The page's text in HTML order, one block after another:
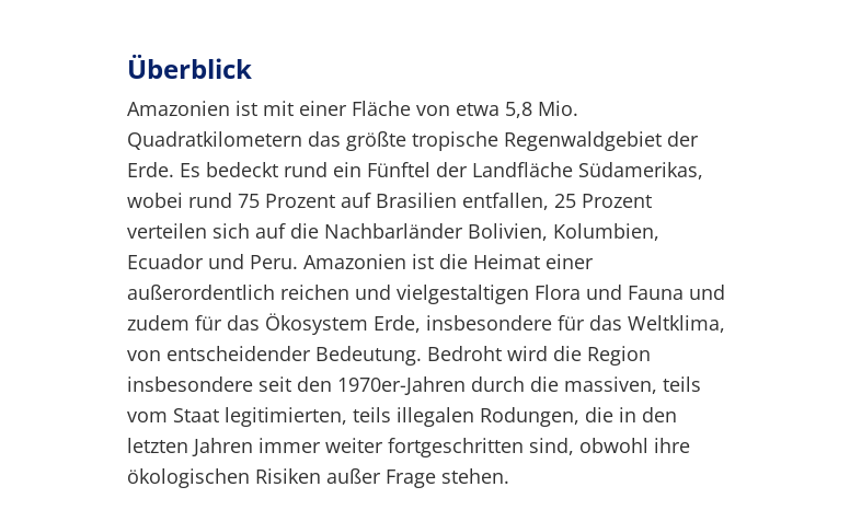
Überblick
Amazonien ist mit einer Fläche von etwa 5,8 Mio.
Quadratkilometern das größte tropische Regenwaldgebiet der
Erde. Es bedeckt rund ein Fünftel der Landfläche Südamerikas,
wobei rund 75 Prozent auf Brasilien entfallen, 25 Prozent
verteilen sich auf die Nachbarländer Bolivien, Kolumbien,
Ecuador und Peru. Amazonien ist die Heimat einer
außerordentlich reichen und vielgestaltigen Flora und Fauna und
zudem für das Ökosystem Erde, insbesondere für das Weltklima,
von entscheidender Bedeutung. Bedroht wird die Region
insbesondere seit den 1970er-Jahren durch die massiven, teils
vom Staat legitimierten, teils illegalen Rodungen, die in den
letzten Jahren immer weiter fortgeschritten sind, obwohl ihre
ökologischen Risiken außer Frage stehen.